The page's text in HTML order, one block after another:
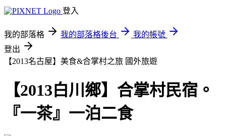
登入
我的部落格 我的部落格後台
我的帳號
登出
【2013名古屋】美食&合掌村之旅 國外旅遊
【2013白川鄉】合掌村民宿。
『一茶』一泊二食